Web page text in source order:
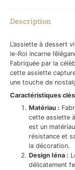
Description
L’assiette à dessert
le-Roi incarne
Fabriquée par la
cette assiette
une touche de
Caractéristiques
Matériau :
cette assiette
est un
résistance et
la décoration.
Design Iéna :
délicatement